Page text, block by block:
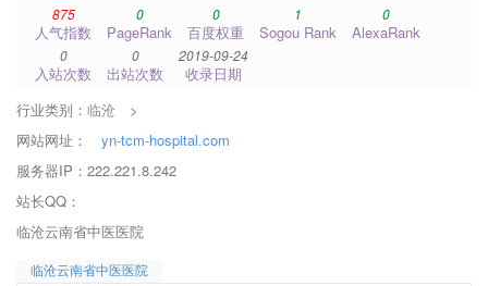
875
人气指数
0
PageRank
0
百度权重
1
Sogou Rank
0
AlexaRank
0
入站次数
0
出站次数
2019-09-24
收录日期
行业类别： 临沧
>
网站网址：
yn-tcm-hospital.com
服务器IP：222.221.8.242
站长QQ：
临沧云南省中医医院
临沧云南省中医医院